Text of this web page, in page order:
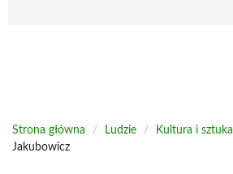
Strona główna / Ludzie / Kultura i sztuka
Jakubowicz